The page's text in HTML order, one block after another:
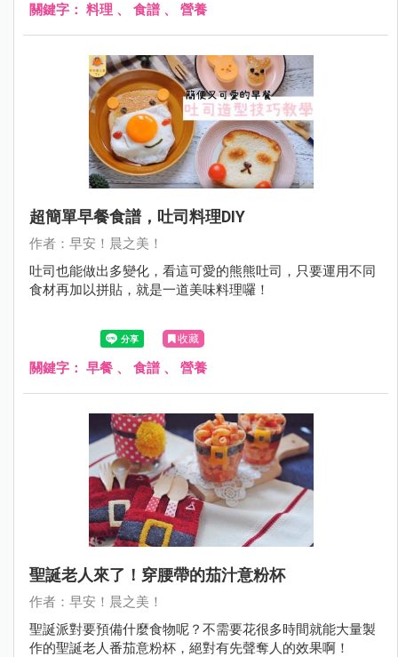
關鍵字： 料理 、 食譜 、 營養
超簡單早餐食譜，吐司料理DIY
作者：早安！晨之美！
吐司也能做出多變化，看這可愛的熊熊吐司，只要運用不同
食材再加以拼貼，就是一道美味料理囉！
收藏
關鍵字： 早餐 、 食譜 、 營養
聖誕老人來了！穿腰帶的茄汁意粉杯
作者：早安！晨之美！
聖誕派對要預備什麼食物呢？不需要花很多時間就能大量製
作的聖誕老人番茄意粉杯，絕對有先聲奪人的效果啊！